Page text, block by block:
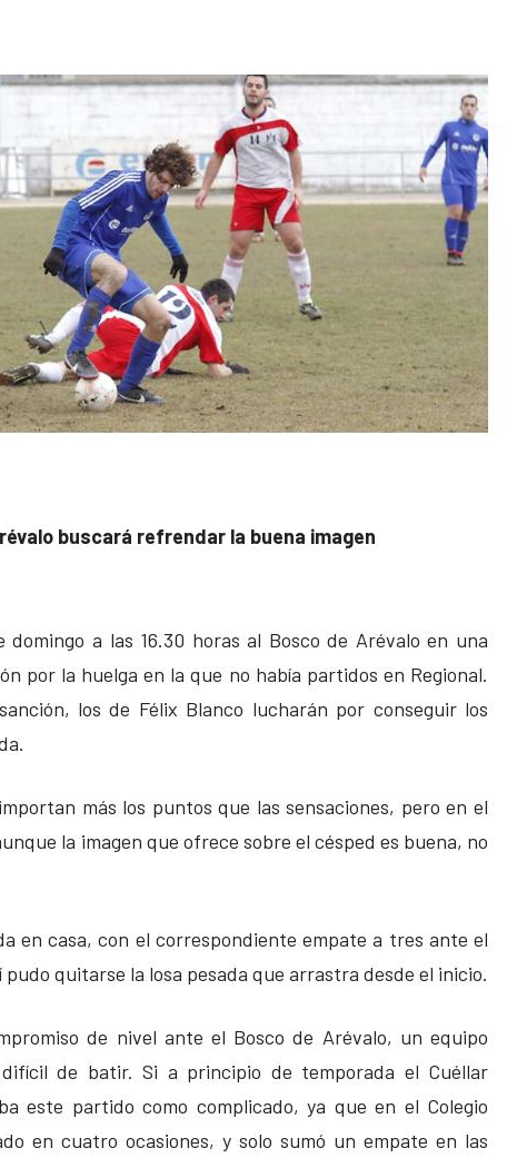
buscará refrendar la buena imagen
a las 16.30 horas al Bosco de Arévalo en una
por la huelga en la que no había partidos en Regional.
los de Félix Blanco lucharán por conseguir los
más los puntos que las sensaciones, pero en el
la imagen que ofrece sobre el césped es buena, no
en casa, con el correspondiente empate a tres ante el
quitarse la losa pesada que arrastra desde el inicio.
de nivel ante el Bosco de Arévalo, un equipo
de batir. Si a principio de temporada el Cuéllar
este partido como complicado, ya que en el Colegio
en cuatro ocasiones, y solo sumó un empate en las